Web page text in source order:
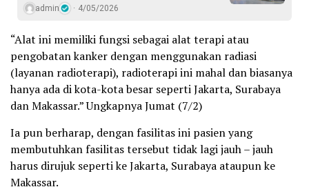
admin 4/05/2026
“Alat ini memiliki fungsi sebagai alat terapi atau
pengobatan kanker dengan menggunakan radiasi
(layanan radioterapi), radioterapi ini mahal dan biasanya
hanya ada di kota-kota besar seperti Jakarta, Surabaya
dan Makassar.” Ungkapnya Jumat (7/2)
Ia pun berharap, dengan fasilitas ini pasien yang
membutuhkan fasilitas tersebut tidak lagi jauh – jauh
harus dirujuk seperti ke Jakarta, Surabaya ataupun ke
Makassar.